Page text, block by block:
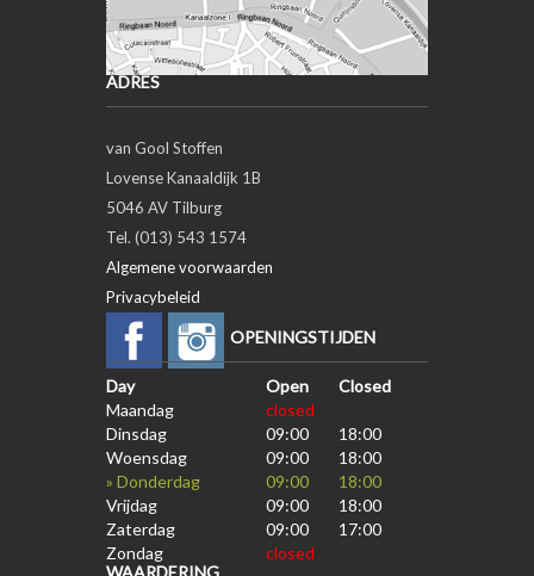
ADRES
van Gool Stoffen
Lovense Kanaaldijk 1B
5046 AV Tilburg
Tel. (013) 543 1574
Algemene voorwaarden
Privacybeleid
OPENINGSTIJDEN
Day Open
Closed
Maandag
closed
Dinsdag
09:00
18:00
Woensdag
09:00
18:00
» Donderdag
09:00
18:00
Vrijdag
09:00
18:00
Zaterdag
09:00
17:00
Zondag
closed
WAARDERING